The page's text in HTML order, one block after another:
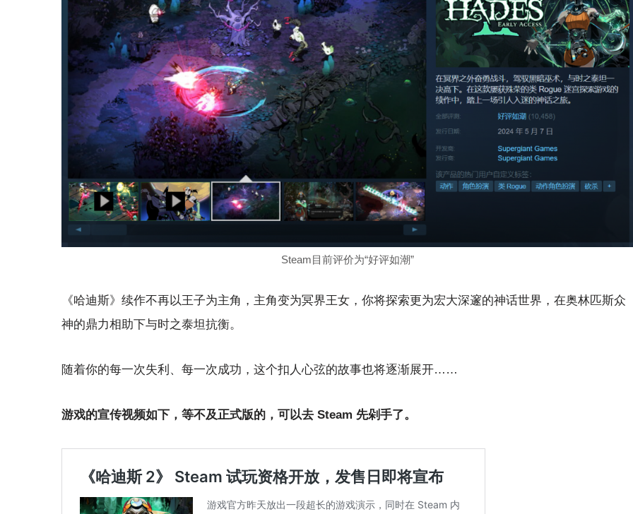
Steam目前评价为“好评如潮”
《哈迪斯》续作不再以王子为主角，主角变为冥界王女，你将探索更为宏大深邃的神话世界，在奥林匹斯众
神的鼎力相助下与时之泰坦抗衡。
随着你的每一次失利、每一次成功，这个扣人心弦的故事也将逐渐展开……
游戏的宣传视频如下，等不及正式版的，可以去 Steam 先剁手了。